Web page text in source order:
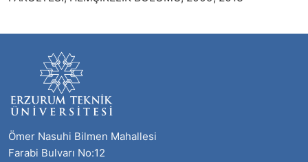
Ömer Nasuhi Bilmen Mahallesi
Farabi Bulvarı No:12